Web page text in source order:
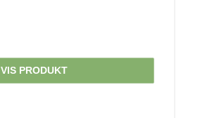
VIS PRODUKT